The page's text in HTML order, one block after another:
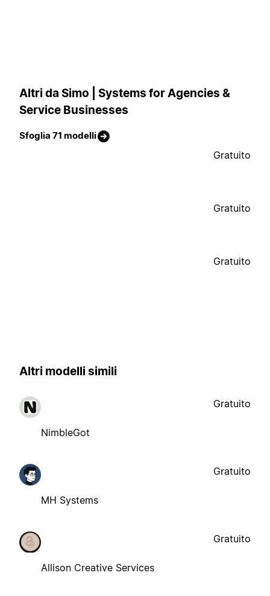
Altri da Simo | Systems for Agencies &
Service Businesses
Sfoglia 71 modelli
Gratuito
Gratuito
Gratuito
Altri modelli simili
NimbleGot
Gratuito
MH Systems
Gratuito
Allison Creative Services
Gratuito